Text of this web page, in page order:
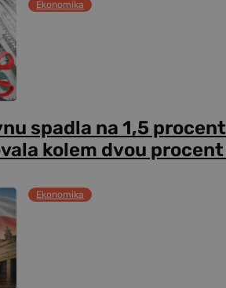
Ekonomika
spadla na 1,5
kolem dvou
Ekonomika